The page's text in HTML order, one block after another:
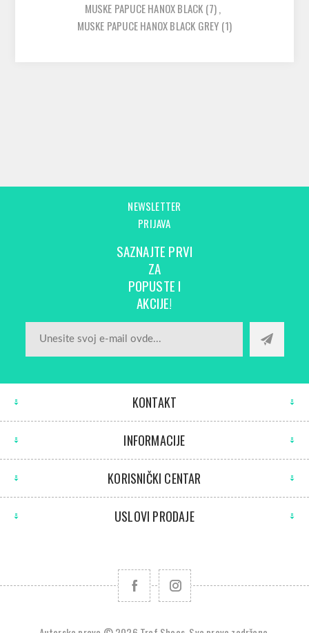
MUSKE PAPUCE HANOX BLACK (7),
MUSKE PAPUCE HANOX BLACK GREY (1)
NEWSLETTER
PRIJAVA
SAZNAJTE PRVI
ZA
POPUSTE I
AKCIJE!
KONTAKT
INFORMACIJE
KORISNIČKI CENTAR
USLOVI PRODAJE